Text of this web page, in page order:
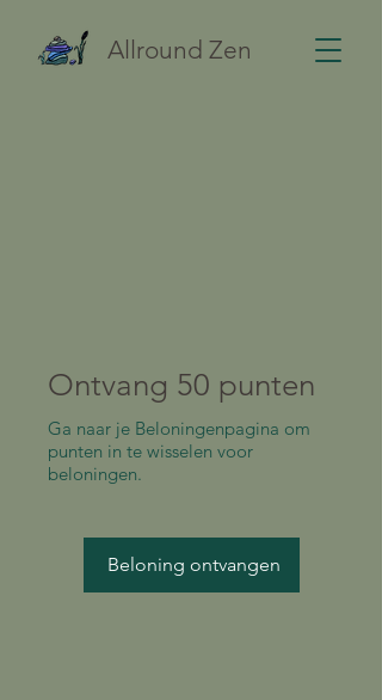
Allround Zen
Ontvang 50 punten
Ga naar je Beloningenpagina om
punten in te wisselen voor
beloningen.
Beloning ontvangen